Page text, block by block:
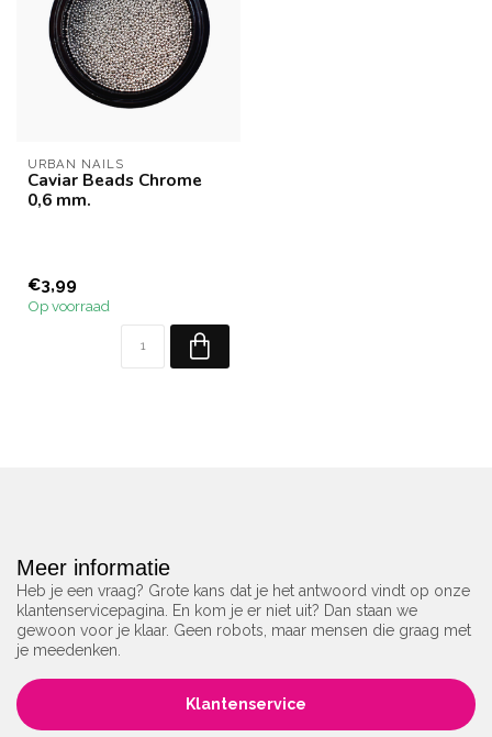
URBAN NAILS
Caviar Beads Chrome
0,6 mm.
€3,99
Op voorraad
Meer informatie
Heb je een vraag? Grote kans dat je het antwoord vindt op onze
klantenservicepagina. En kom je er niet uit? Dan staan we
gewoon voor je klaar. Geen robots, maar mensen die graag met
je meedenken.
Klantenservice